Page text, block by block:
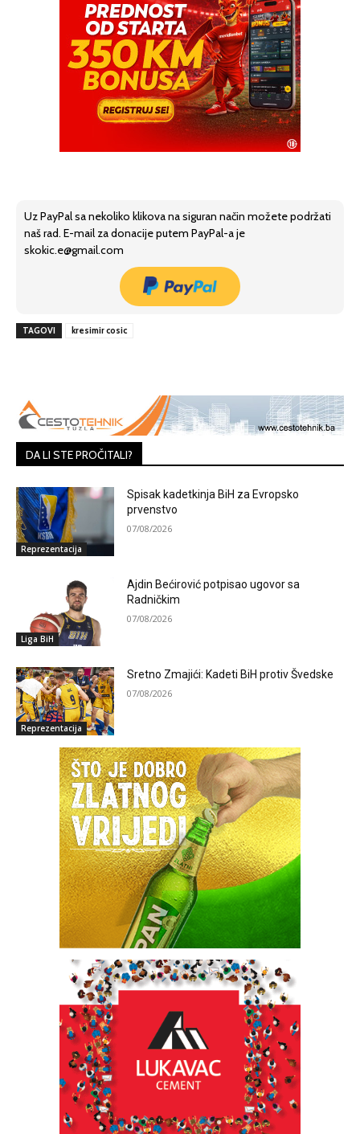
Uz PayPal sa nekoliko klikova na siguran način možete podržati
naš rad. E-mail za donacije putem PayPal-a je
skokic.e@gmail.com
TAGOVI kresimir cosic
DA LI STE PROČITALI?
Reprezentacija
Spisak kadetkinja BiH za Evropsko
prvenstvo
07/08/2026
Liga BiH
Ajdin Bećirović potpisao ugovor sa
Radničkim
07/08/2026
Reprezentacija
Sretno Zmajići: Kadeti BiH protiv Švedske
07/08/2026